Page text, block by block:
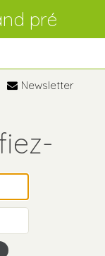
Newsletter